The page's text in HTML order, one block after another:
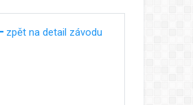
zpět na detail závodu